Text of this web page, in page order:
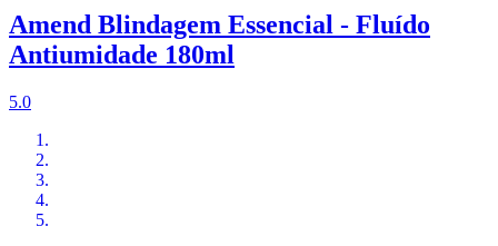
Amend Blindagem Essencial - Fluído
Antiumidade 180ml
5.0